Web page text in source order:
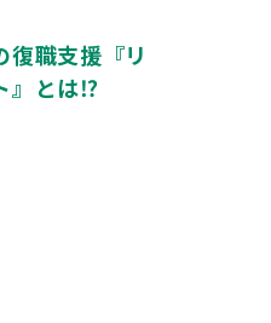
復職支援『リ
』とは⁉️